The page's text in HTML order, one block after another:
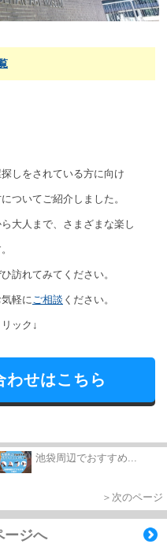
しをされている方に向け
ついてご紹介しました。
大人まで、さまざまな楽し
訪れてみてください。
軽に ご相談 ください。
ック↓
わせはこちら
池袋周辺でおすすめ...
＞次のページ
ージへ